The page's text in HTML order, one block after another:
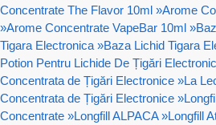
Concentrate The Flavor 10ml »Arome
»Arome Concentrate VapeBar 10ml »
Tigara Electronica »Baza Lichid Tigara
Potion Pentru Lichide De Țigări
Concentrata de Țigări Electronice »La
Concentrata de Țigări Electronice »
Concentrate »Longfill ALPACA »Longfill